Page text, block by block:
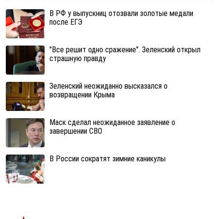
В РФ у выпускниц отозвали золотые медали
после ЕГЭ
"Все решит одно сражение". Зеленский открыл
страшную правду
Зеленский неожиданно высказался о
возвращении Крыма
Маск сделал неожиданное заявление о
завершении СВО
В России сократят зимние каникулы